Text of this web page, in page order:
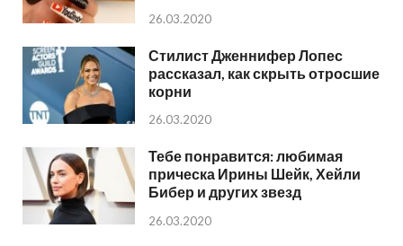
26.03.2020
Стилист Дженнифер Лопес
рассказал, как скрыть отросшие
корни
26.03.2020
Тебе понравится: любимая
прическа Ирины Шейк, Хейли
Бибер и других звезд
26.03.2020